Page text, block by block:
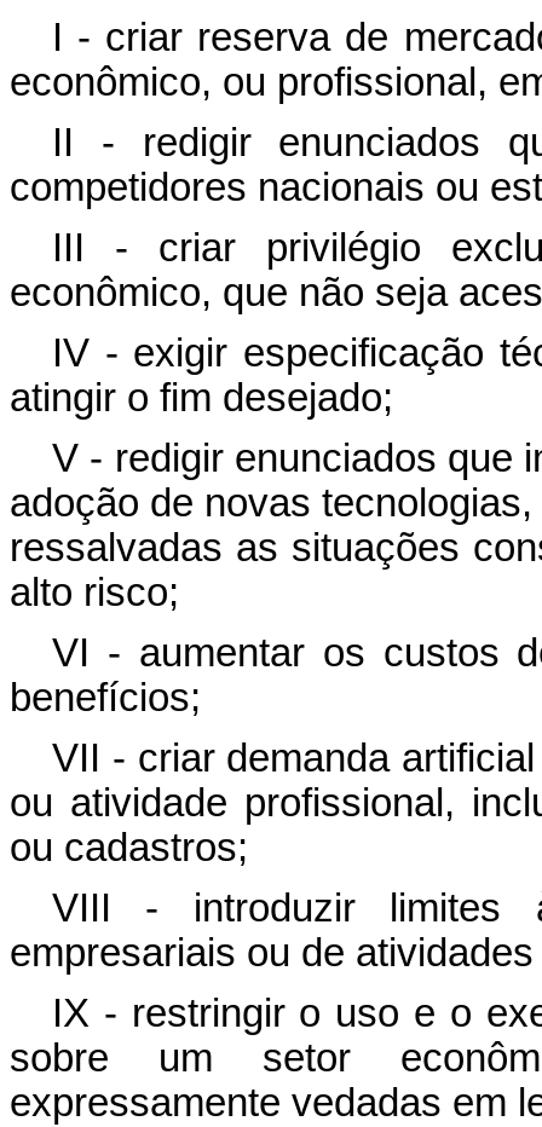
I - criar reserva de
econômico, ou profissional,
II - redigir enunciados
competidores nacionais ou
III - criar privilégio
econômico, que não seja
IV - exigir especificação
atingir o fim desejado;
V - redigir enunciados que
adoção de novas
ressalvadas as situações
alto risco;
VI - aumentar os custos
benefícios;
VII - criar demanda
ou atividade profissional,
ou cadastros;
VIII - introduzir limites
empresariais ou de
IX - restringir o uso e o
sobre um setor
expressamente vedadas em